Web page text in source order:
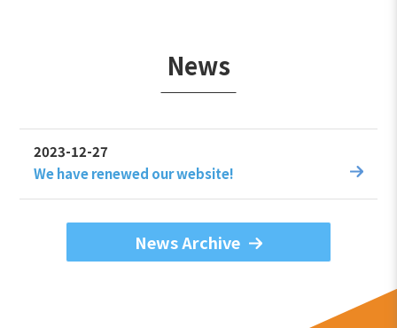
News
2023-12-27
We have renewed our website!
News Archive